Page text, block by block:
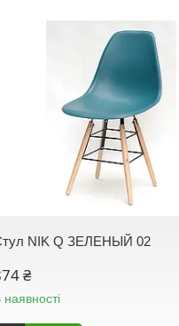
NIK Q ЗЕЛЕНЫЙ 02
₴
наявності